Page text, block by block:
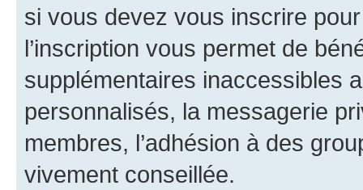
si vous devez vous inscrire
l’inscription vous permet de
supplémentaires inaccessibles
personnalisés, la messagerie
membres, l’adhésion à des
vivement conseillée.